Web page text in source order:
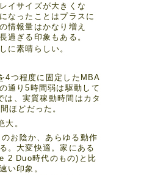
イサイズが大きくな
なったことはプラスに
情報量はかなり増え
過ぎる印象もある。
に素晴らしい。
4つ程度に固定したMBA
通り5時間弱は駆動して
は、実質稼動時間はカタ
ほどだった。
大。
お陰か、あらゆる動作
。大変快適。家にある
2 Duo時代のもの)と比
い印象。